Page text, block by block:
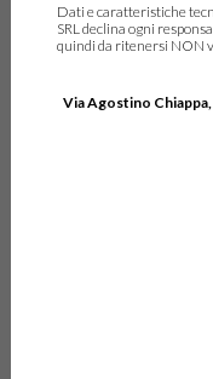
Dati e caratteristiche
SRL declina ogni
quindi da ritenersi NON
Via Agostino Chiappa,